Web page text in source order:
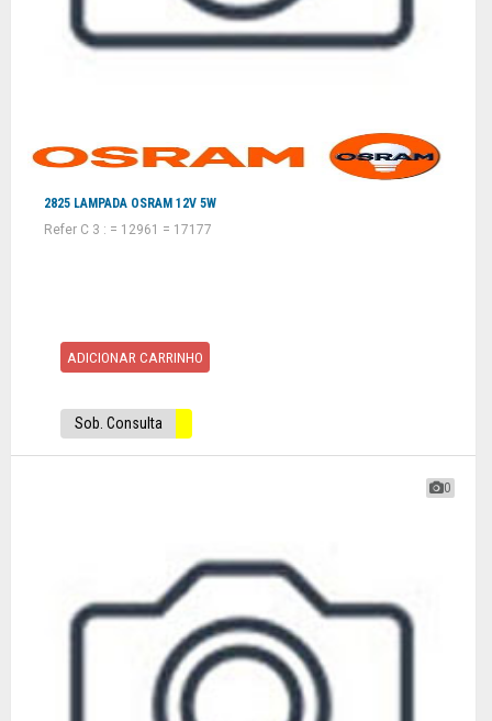
2825 LAMPADA OSRAM 12V 5W
Refer C 3 : = 12961 = 17177
ADICIONAR CARRINHO
Sob. Consulta
0